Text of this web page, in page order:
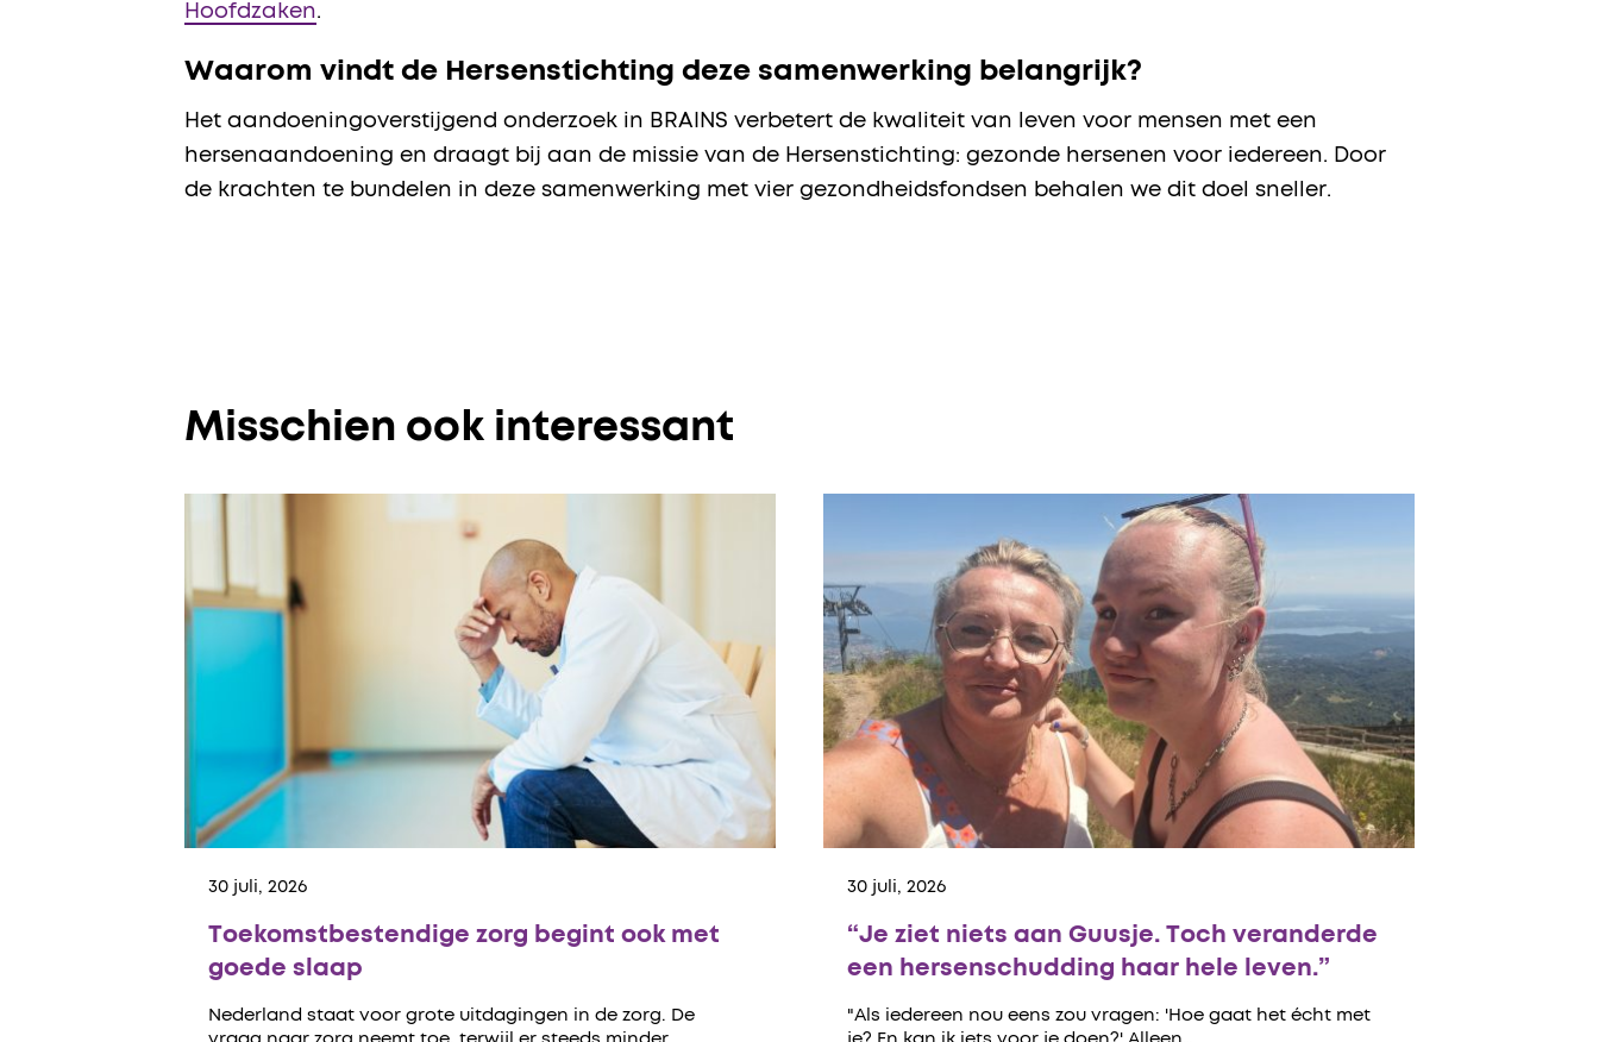
Hoofdzaken.
Waarom vindt de Hersenstichting deze samenwerking belangrijk?
Het aandoeningoverstijgend onderzoek in BRAINS verbetert de kwaliteit van leven voor mensen met een
hersenaandoening en draagt bij aan de missie van de Hersenstichting: gezonde hersenen voor iedereen. Door
de krachten te bundelen in deze samenwerking met vier gezondheidsfondsen behalen we dit doel sneller.
Misschien ook interessant
30 juli, 2026
Toekomstbestendige zorg begint ook met
goede slaap
Nederland staat voor grote uitdagingen in de zorg. De
30 juli, 2026
“Je ziet niets aan Guusje. Toch veranderde
een hersenschudding haar hele leven.”
"Als iedereen nou eens zou vragen: 'Hoe gaat het écht met